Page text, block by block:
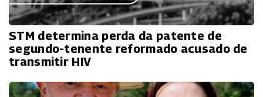
STM determina perda da patente de
segundo-tenente reformado acusado de
transmitir HIV